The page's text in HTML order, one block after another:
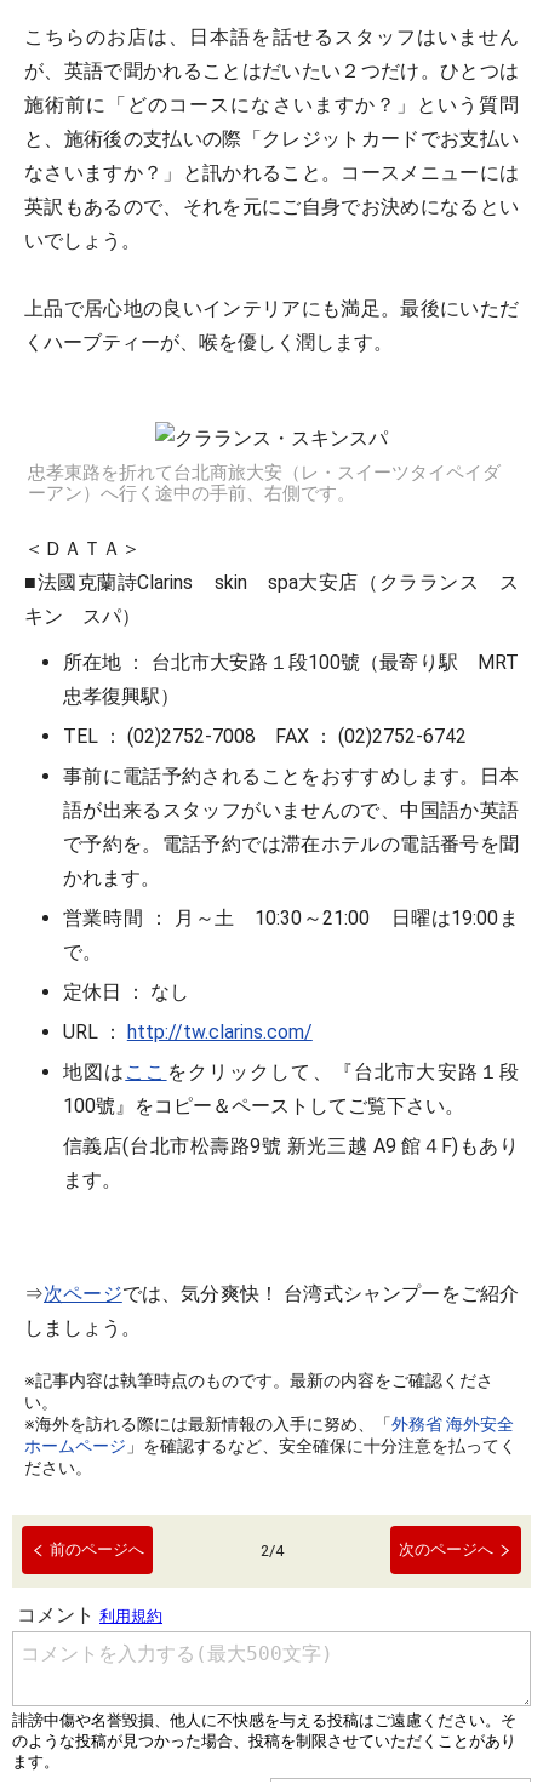
こちらのお店は、日本語を話せるスタッフはいません
が、英語で聞かれることはだいたい２つだけ。ひとつは
施術前に「どのコースになさいますか？」という質問
と、施術後の支払いの際「クレジットカードでお支払い
なさいますか？」と訊かれること。コースメニューには
英訳もあるので、それを元にご自身でお決めになるとい
いでしょう。
上品で居心地の良いインテリアにも満足。最後にいただ
くハーブティーが、喉を優しく潤します。
忠孝東路を折れて台北商旅大安（レ・スイーツタイペイダ
ーアン）へ行く途中の手前、右側です。
＜ＤＡＴＡ＞
■法國克蘭詩Clarins skin spa大安店（クラランス ス
キン スパ）
所在地 ： 台北市大安路１段100號（最寄り駅 MRT
忠孝復興駅）
TEL ： (02)2752-7008 FAX ： (02)2752-6742
事前に電話予約されることをおすすめします。日本
語が出来るスタッフがいませんので、中国語か英語
で予約を。電話予約では滞在ホテルの電話番号を聞
かれます。
営業時間 ： 月～土 10:30～21:00 日曜は19:00ま
で。
定休日 ： なし
URL ： http://tw.clarins.com/
地図は ここ をクリックして、『台北市大安路１段
100號』をコピー＆ペーストしてご覧下さい。
信義店(台北市松壽路9號 新光三越 A9 館４F)もあり
ます。
⇒次ページでは、気分爽快！ 台湾式シャンプーをご紹介
しましょう。
※記事内容は執筆時点のものです。最新の内容をご確認くださ
い。
※海外を訪れる際には最新情報の入手に努め、「外務省 海外安全
ホームページ 」を確認するなど、安全確保に十分注意を払ってく
ださい。
前のページへ 2/4 次のページへ